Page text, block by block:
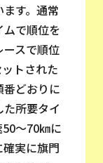
す。通常
で順位を
スで順位
トされた
どおりに
所要タイ
～70㎞に
実に旗門